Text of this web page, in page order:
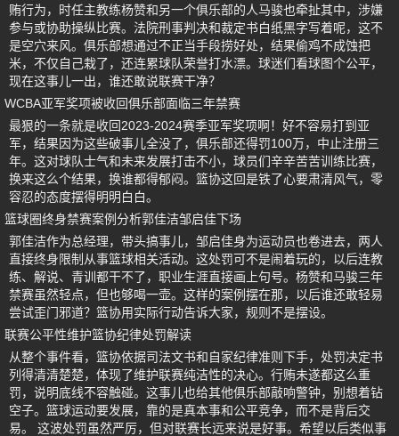
贿行为，时任主教练杨赞和另一个俱乐部的人马骏也牵扯其中，涉嫌
参与或协助操纵比赛。法院刑事判决和裁定书白纸黑字写着呢，这不
是空穴来风。俱乐部想通过不正当手段捞好处，结果偷鸡不成蚀把
米，不仅自己栽了，还连累球队荣誉打水漂。球迷们看球图个公平，
现在这事儿一出，谁还敢说联赛干净？
WCBA亚军奖项被收回俱乐部面临三年禁赛
最狠的一条就是收回2023-2024赛季亚军奖项啊！好不容易打到亚
军，结果因为这些破事儿全没了，俱乐部还得罚100万，中止注册三
年。这对球队士气和未来发展打击不小，球员们辛辛苦苦训练比赛，
换来这么个结果，换谁都得郁闷。篮协这回是铁了心要肃清风气，零
容忍的态度摆得明明白白。
篮球圈终身禁赛案例分析郭佳洁邹启佳下场
郭佳洁作为总经理，带头搞事儿，邹启佳身为运动员也卷进去，两人
直接终身限制从事篮球相关活动。这处罚可不是闹着玩的，以后连教
练、解说、青训都干不了，职业生涯直接画上句号。杨赞和马骏三年
禁赛虽然轻点，但也够喝一壶。这样的案例摆在那，以后谁还敢轻易
尝试歪门邪道？篮协用实际行动告诉大家，规则不是摆设。
联赛公平性维护篮协纪律处罚解读
从整个事件看，篮协依据司法文书和自家纪律准则下手，处罚决定书
列得清清楚楚，体现了维护联赛纯洁性的决心。行贿未遂都这么重
罚，说明底线不容触碰。这事儿也给其他俱乐部敲响警钟，别想着钻
空子。篮球运动要发展，靠的是真本事和公平竞争，而不是背后交
易。 这波处罚虽然严厉，但对联赛长远来说是好事。希望以后类似事